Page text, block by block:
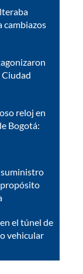
cambiazos
reloj en
Bogotá:
suministro
el túnel de
vehicular